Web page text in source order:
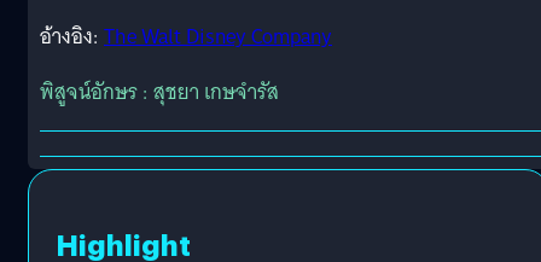
อ้างอิง: The Walt Disney Company
พิสูจน์อักษร : สุชยา เกษจำรัส
Highlight